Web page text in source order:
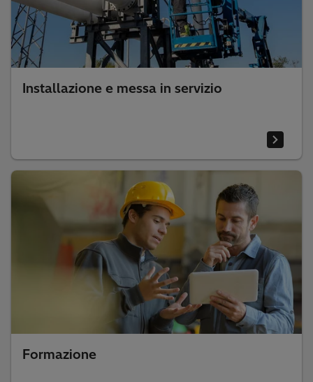
Installazione e messa in servizio
Formazione